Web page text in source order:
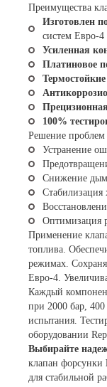
Преимущества
Изготовлен
систем Евро-4
Усиленная
Платиновое
100%
Решение проблем
Устранение
Снижение
Стабилизация
Оптимизация
Применение
топлива.
режимах.
Евро-4.
Каждый
при 2000 бар,
испытания.
оборудовании
Выбирайте
клапан форсунки
для стабильной